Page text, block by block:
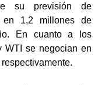
su previsión de
en 1,2 millones de
En cuanto a los
WTI se negocian en